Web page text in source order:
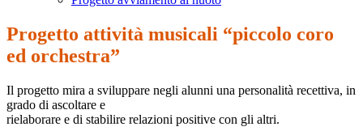
Progetto attività musicali “piccolo coro
ed orchestra”
Il progetto mira a sviluppare negli alunni una personalità recettiva, in
grado di ascoltare e
rielaborare e di stabilire relazioni positive con gli altri.